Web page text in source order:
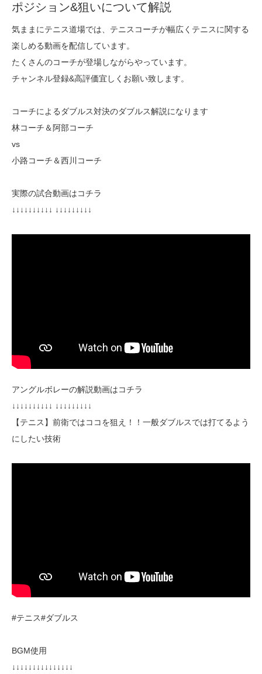
ポジション&狙いについて解説
気ままにテニス道場では、テニスコーチが幅広くテニスに関する
楽しめる動画を配信しています。
たくさんのコーチが登場しながらやっています。
チャンネル登録&高評価宜しくお願い致します。
コーチによるダブルス対決のダブルス解説になります
林コーチ＆阿部コーチ
vs
小路コーチ＆西川コーチ
実際の試合動画はコチラ
↓↓↓↓↓↓↓↓↓↓ ↓↓↓↓↓↓↓↓↓
アングルボレーの解説動画はコチラ
↓↓↓↓↓↓↓↓↓↓ ↓↓↓↓↓↓↓↓↓
【テニス】前衛ではココを狙え！！一般ダブルスでは打てるよう
にしたい技術
#テニス#ダブルス
BGM使用
↓↓↓↓↓↓↓↓↓↓↓↓↓↓↓